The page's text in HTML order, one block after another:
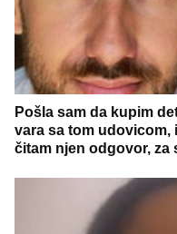
Pošla sam da kupim
vara sa tom udovicom,
čitam njen odgovor, za